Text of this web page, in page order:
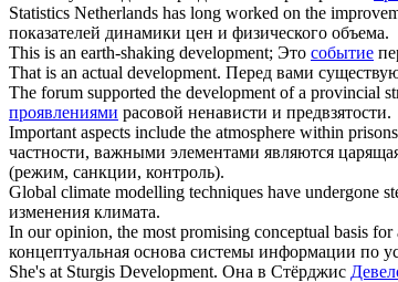
Statistics Netherlands has long worked on the
показателей динамики цен и физического объема.
This is an earth-shaking development; Это событие
That is an actual development. Перед вами
The forum supported the development of a provincial
проявлениями расовой ненависти и предвзятости.
Important aspects include the atmosphere within
частности, важными элементами являются
(режим, санкции, контроль).
Global climate modelling techniques have undergone
изменения климата.
In our opinion, the most promising conceptual basis for
концептуальная основа системы информации по
She's at Sturgis Development. Она в Стёрджис